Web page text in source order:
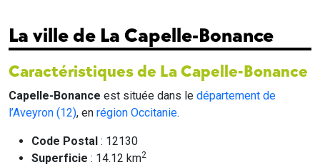
La ville de La Capelle-Bonance
Caractéristiques de La Capelle-Bonance
Capelle-Bonance est située dans le département de
l’Aveyron (12), en région Occitanie.
Code Postal : 12130
Superficie : 14.12 km2